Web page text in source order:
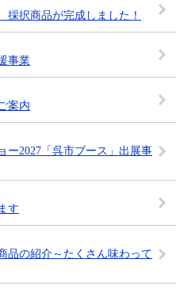
択商品が完成しました！
事業
案内
ー2027「呉市ブース」出展事
す
の紹介～たくさん味わって